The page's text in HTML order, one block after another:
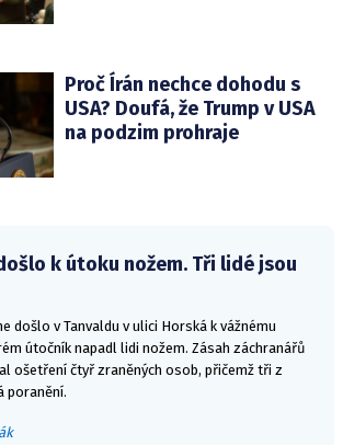
Proč Írán nechce dohodu s
USA? Doufá, že Trump v USA
na podzim prohraje
k útoku nožem. Tři lidé jsou
došlo v Tanvaldu v ulici Horská k vážnému
útočník napadl lidi nožem. Zásah záchranářů
ošetření čtyř zraněných osob, přičemž tři z
poranění.